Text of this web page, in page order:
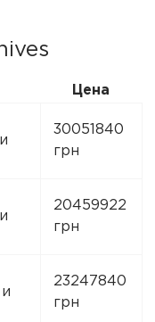
Цена
30051840
грн
20459922
грн
23247840
грн